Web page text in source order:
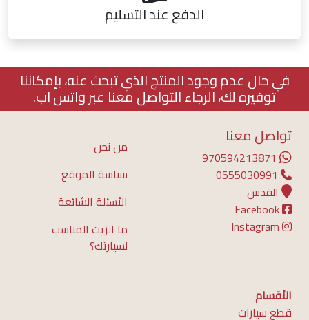
الدفع عند التسليم
في حال عدم وجود المنتج الذي تبحث عنه، بإمكاننا
توفيره لك، الرجاء التواصل معنا عبر واتس اب.
تواصل معنا
0555030991
القدس
من نحن
سياسة الموقع
الأسئلة الشائعة
ما الزيت المناسب
لسيارتك؟
الأقسام
قطع سيارات